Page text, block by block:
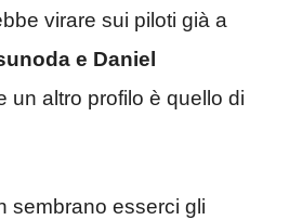
virare sui piloti già a
e Daniel
un altro profilo è quello di
sembrano esserci gli